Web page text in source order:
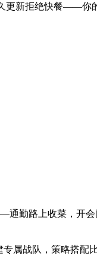
更新拒绝快餐——你
勤路上收菜，开会
属战队，策略搭配